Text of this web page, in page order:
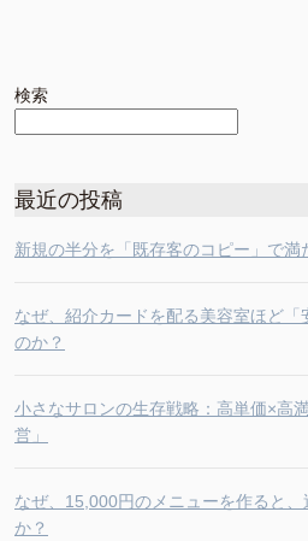
検索
最近の投稿
新規の半分を「既存客のコピー」で満
なぜ、紹介カードを配る美容室ほど
のか？
小さなサロンの生存戦略：高単価×高
営」
なぜ、15,000円のメニューを作ると
か？